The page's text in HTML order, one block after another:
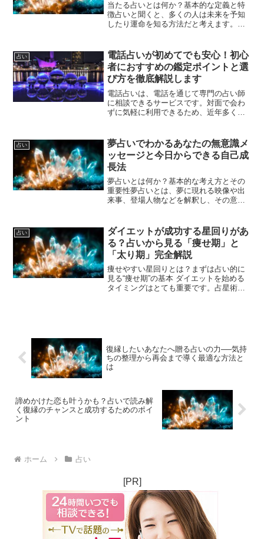
当たる占いとは何か？基本的な定義と特
徴占いと聞くと、多くの人は未来を予知
したり運命を知る方法だと考えます。し
基本的な定義と特徴を明確にしていきま
す。当たる占いとは、相談...
占い
電話占いが初めてでも安心！初心
者におすすめの鑑定ポイントと選
び方を徹底解説します
電話占いは、電話を通じて専門の占い師
に相談できるサービスです。対面で会わ
ずに気軽に利用できるため、近年多くの
ら占い師に連絡し、悩みや相談を伝えま
す。占い師はそれに対して...
占い
夢占いでわかるあなたの無意識メ
ッセージと今日からできる自己成
長法
夢占いとは何か？基本的な考え方とその
重要性夢占いとは、夢に現れる映像や出
来事、登場人物などを解釈し、その意味
がり、普段気づかない心の状態や願望、
恐れなどが夢となって現れ...
占い
ダイエットが成功する星回りがあ
る？占いから見る「痩せ期」と
「太り期」完全解説
痩せやすい星回りとは？まずは占い的に
見る“痩せ期”の基本 ダイエットを始める
タイミングはとても重要です。占星術で
復縁したいあなたへ贈る占いの力──気持
ちの整理から再会まで導く最適な方法と
は
諦めかけた恋も叶うかも？占いで読み解
く復縁のチャンスと成功するためのポイ
ント
ホーム 占い
[PR]